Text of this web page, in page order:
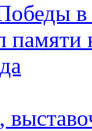
памяти